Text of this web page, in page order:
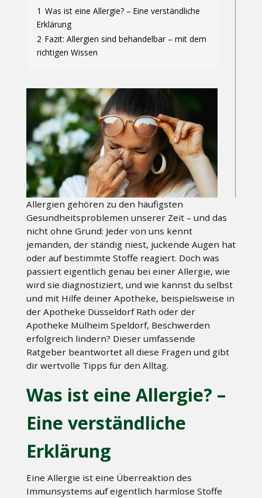
1 Was ist eine Allergie? – Eine verständliche
Erklärung
2 Fazit: Allergien sind behandelbar – mit dem
richtigen Wissen
Allergien gehören zu den häufigsten
Gesundheitsproblemen unserer Zeit – und das
nicht ohne Grund: Jeder von uns kennt
jemanden, der ständig niest, juckende Augen hat
oder auf bestimmte Stoffe reagiert. Doch was
passiert eigentlich genau bei einer Allergie, wie
wird sie diagnostiziert, und wie kannst du selbst
und mit Hilfe deiner Apotheke, beispielsweise in
der Apotheke Düsseldorf Rath oder der
Apotheke Mülheim Speldorf, Beschwerden
erfolgreich lindern? Dieser umfassende
Ratgeber beantwortet all diese Fragen und gibt
dir wertvolle Tipps für den Alltag.
Was ist eine Allergie? –
Eine verständliche
Erklärung
Eine Allergie ist eine Überreaktion des
Immunsystems auf eigentlich harmlose Stoffe